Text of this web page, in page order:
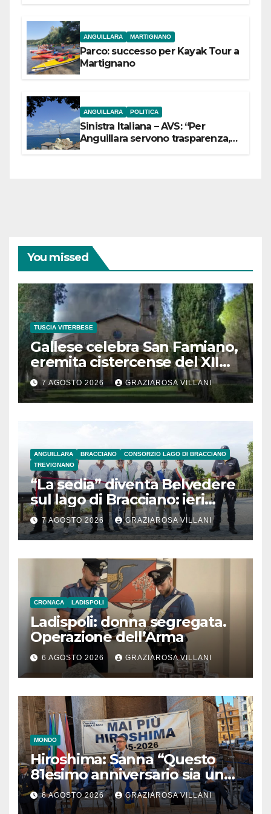
ANGUILLARA MARTIGNANO
Parco: successo per Kayak Tour a
Martignano
ANGUILLARA POLITICA
Sinistra Italiana – AVS: “Per
Anguillara servono trasparenza,
You missed
TUSCIA VITERBESE
Gallese celebra San Famiano,
eremita cistercense del XII
secolo
7 AGOSTO 2026 GRAZIAROSA VILLANI
ANGUILLARA BRACCIANO
CONSORZIO LAGO DI BRACCIANO
TREVIGNANO
“La sedia” diventa Belvedere
sul lago di Bracciano: ieri
l’inaugurazione
7 AGOSTO 2026 GRAZIAROSA VILLANI
CRONACA LADISPOLI
Ladispoli: donna segregata.
Operazione dell’Arma
6 AGOSTO 2026 GRAZIAROSA VILLANI
MONDO
Hiroshima: Sanna “Questo
81esimo anniversario sia un
monito per tutti”
6 AGOSTO 2026 GRAZIAROSA VILLANI